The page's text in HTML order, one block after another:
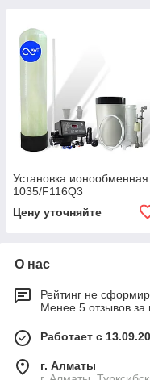
Установка ионообменная
1035/F116Q3
Цену уточняйте
О нас
Рейтинг не
Менее 5 отзывов за
Работает с
г. Алматы